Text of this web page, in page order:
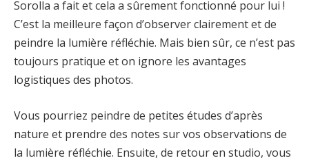
Sorolla a fait et cela a sûrement fonctionné pour lui !
C’est la meilleure façon d’observer clairement et de
peindre la lumière réfléchie. Mais bien sûr, ce n’est pas
toujours pratique et on ignore les avantages
logistiques des photos.
Vous pourriez peindre de petites études d’après
nature et prendre des notes sur vos observations de
la lumière réfléchie. Ensuite, de retour en studio, vous